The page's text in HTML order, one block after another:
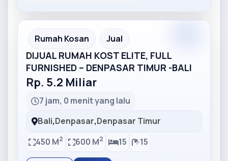
Partner Ad
Rumah Kosan Jual
DIJUAL RUMAH KOST ELITE, FULL
FURNISHED – DENPASAR TIMUR -BALI
Rp. 5.2 Miliar
7 jam, 0 menit yang lalu
Bali,Denpasar,Denpasar Timur
450 M2 600 M2 15 15